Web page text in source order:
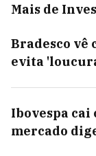
Mais de
Bradesco vê
evita
Ibovespa cai
mercado